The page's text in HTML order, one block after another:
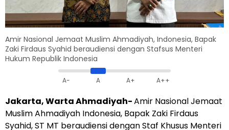
Amir Nasional Jemaat Muslim Ahmadiyah, Indonesia, Bapak
Zaki Firdaus Syahid beraudiensi dengan Stafsus Menteri
Hukum Republik Indonesia
A- A A+ A++
Jakarta, Warta Ahmadiyah-Amir Nasional Jemaat
Muslim Ahmadiyah Indonesia, Bapak Zaki Firdaus
Syahid, ST MT beraudiensi dengan Staf Khusus Menteri